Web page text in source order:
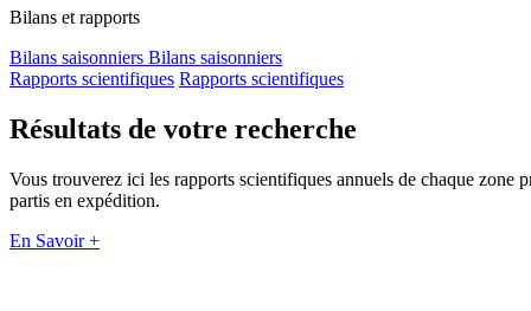
Bilans et rapports
Bilans saisonniers Bilans saisonniers
Rapports scientifiques Rapports scientifiques
Résultats de votre recherche
Vous trouverez ici les rapports scientifiques annuels de chaque zone
partis en expédition.
En Savoir +